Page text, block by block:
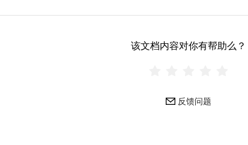
该文档内容对你有帮助么？
反馈问题